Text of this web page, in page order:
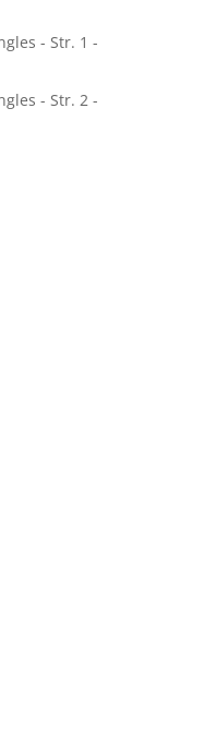
- Str. 1 -
- Str. 2 -